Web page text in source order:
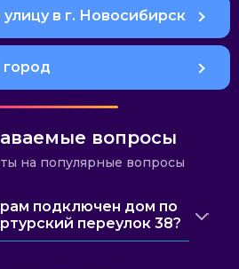
в г. Новосибирск
вопросы
на популярные вопросы
подключен дом по
переулок 38?